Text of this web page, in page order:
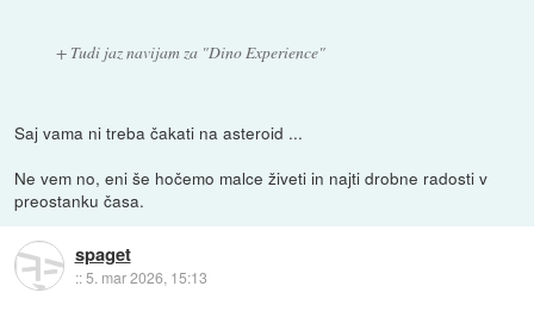
+ Tudi jaz navijam za "Dino Experience"
Saj vama ni treba čakati na asteroid ...
Ne vem no, eni še hočemo malce živeti in najti drobne radosti v
preostanku časa.
spaget
::5. mar 2026, 15:13